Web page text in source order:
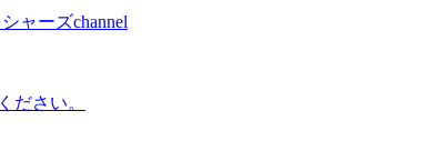
ャーズchannel
ださい。